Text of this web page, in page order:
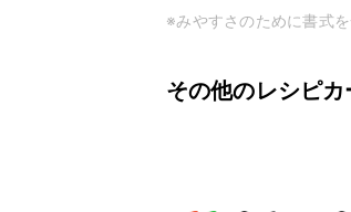
※みやすさのために書式
その他のレシピカ